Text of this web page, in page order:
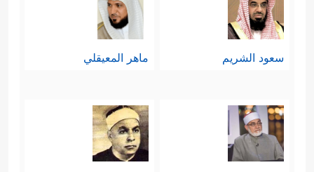
سعود الشريم ماهر المعيقلي